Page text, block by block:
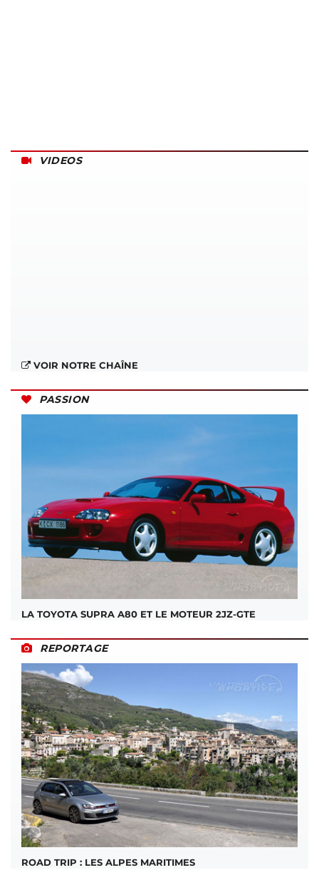
VIDEOS
VOIR NOTRE CHAÎNE
PASSION
LA TOYOTA SUPRA A80 ET LE MOTEUR 2JZ-GTE
REPORTAGE
ROAD TRIP : LES ALPES MARITIMES